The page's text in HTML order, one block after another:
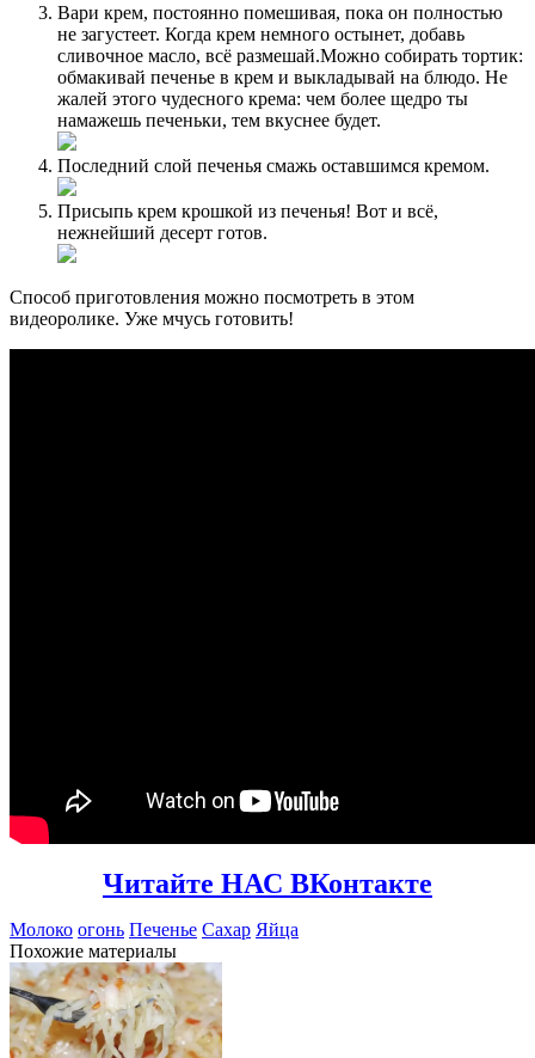
Вари крем, постоянно помешивая, пока он полностью
не загустеет. Когда крем немного остынет, добавь
сливочное масло, всё размешай.Можно собирать тортик:
обмакивай печенье в крем и выкладывай на блюдо. Не
жалей этого чудесного крема: чем более щедро ты
намажешь печеньки, тем вкуснее будет.
Последний слой печенья смажь оставшимся кремом.
Присыпь крем крошкой из печенья! Вот и всё,
нежнейший десерт готов.
Способ приготовления можно посмотреть в этом
видеоролике. Уже мчусь готовить!
Читайте НАС ВКонтакте
Молоко огонь Печенье Сахар Яйца
Похожие материалы